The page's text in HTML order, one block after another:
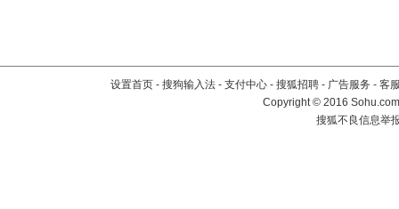
设置首页 - 搜狗输入法 - 支付中心 - 搜狐招聘 - 广告服务 - 客
Copyright©2016
搜狐不良信息举